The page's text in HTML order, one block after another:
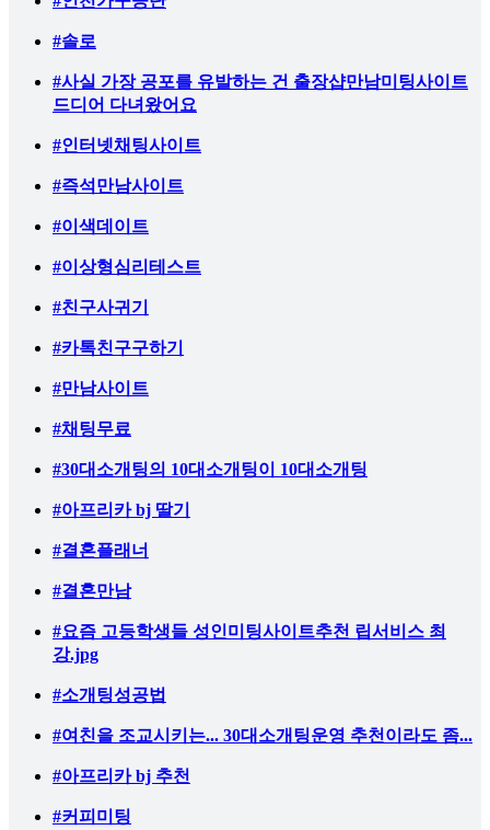
#솔로
#사실 가장 공포를 유발하는 건 출장샵만남미팅사이트
드디어 다녀왔어요
#인터넷채팅사이트
#즉석만남사이트
#이색데이트
#이상형심리테스트
#친구사귀기
#카톡친구구하기
#만남사이트
#채팅무료
#30대소개팅의 10대소개팅이 10대소개팅
#아프리카 bj 딸기
#결혼플래너
#결혼만남
#요즘 고등학생들 성인미팅사이트추천 립서비스 최
강.jpg
#소개팅성공법
#여친을 조교시키는... 30대소개팅운영 추천이라도 좀...
#아프리카 bj 추천
#커피미팅